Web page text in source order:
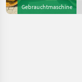
Gebrauchtmaschine